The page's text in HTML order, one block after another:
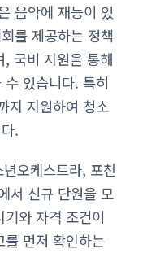
음악에 재능이 있
를 제공하는 정책
국비 지원을 통해
있습니다. 특히
지 지원하여 청소
.
오케스트라, 포천
서 신규 단원을 모
와 자격 조건이
를 먼저 확인하는